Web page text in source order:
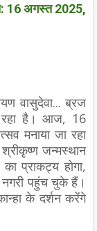
16 अगस्त 2025,
वासुदेवा... ब्रज
रहा है। आज, 16
मनाया जा रहा
जन्मस्थान
प्राकट्य होगा,
नगरी पहुंच चुके हैं।
के दर्शन करेंगे